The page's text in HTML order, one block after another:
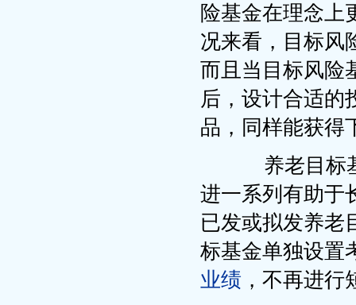
险基金在理念上
况来看，目标风
而且当目标风险
后，设计合适的
品，同样能获得
养老目标基
进一系列有助于
已发或拟发养老
标基金单独设置
业绩 ，不再进